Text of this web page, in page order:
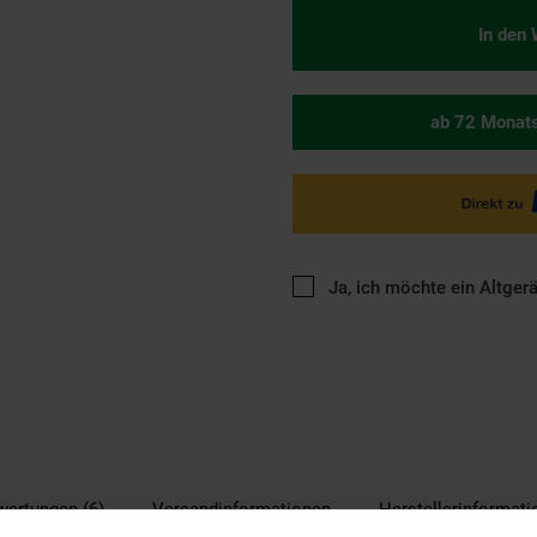
In den
ab 72
Ja, ich möchte ein
(6) Versandinformationen